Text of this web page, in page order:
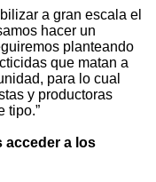
a gran escala el
hacer un
planteando
que matan a
para lo cual
y productoras
tipo.”
acceder a los